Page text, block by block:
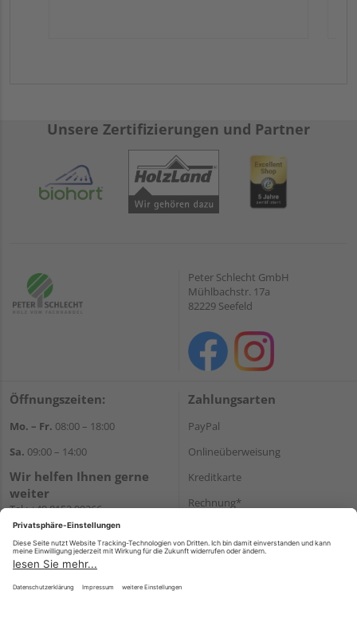
Unsere Zertifizierungen und Partner
Peter Schlecht GmbH
Mühlbachstr. 17a
82229 Seefeld
Öffnungszeiten:
Mo. – Fr. 08:00 – 18:00
Sa. 09:00 – 14:00
Wir helfen Ihnen gerne
weiter
Tel.:+49 8152 99266
E-Mail:shop@schlecht.de
Zahlungsarten
PayPal
Onlineüberweisung
Kreditkarte
Rechnung*
Versand